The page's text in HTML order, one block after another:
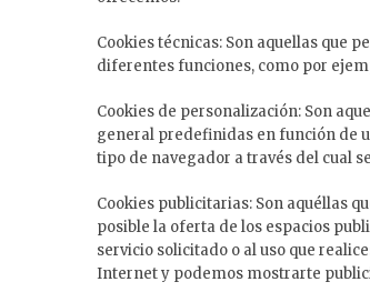
Cookies técnicas: Son aquellas que
diferentes funciones, como por
Cookies de personalización: Son
general predefinidas en función de
tipo de navegador a través del cual
Cookies publicitarias: Son aquéllas
posible la oferta de los espacios
servicio solicitado o al uso que
Internet y podemos mostrarte